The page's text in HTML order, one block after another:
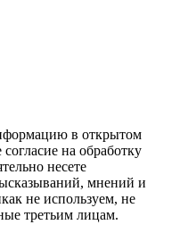
в открытом
на обработку
несете
мнений и
не используем, не
третьим лицам.